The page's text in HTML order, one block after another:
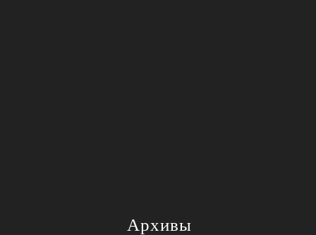
Архивы